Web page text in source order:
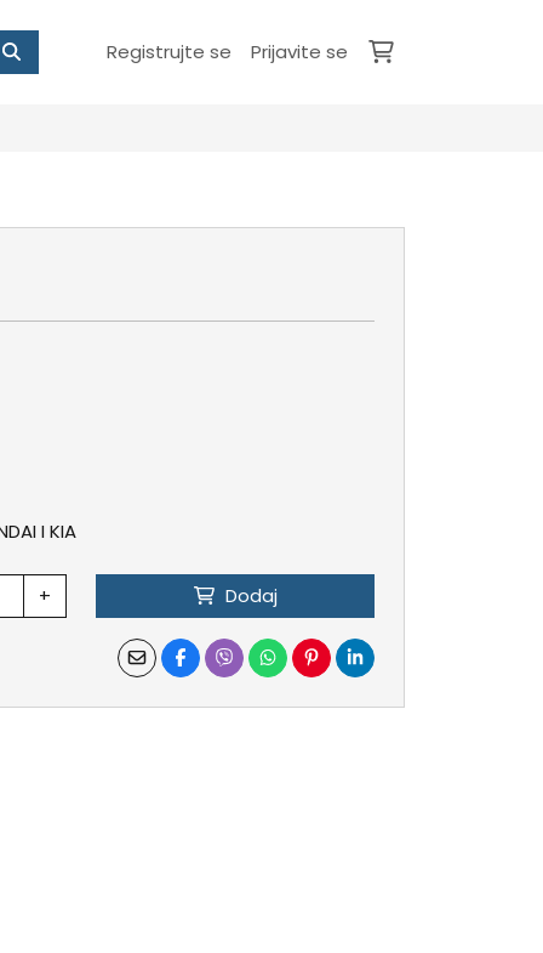
Registrujte se Prijavite se
I KIA
+ Dodaj